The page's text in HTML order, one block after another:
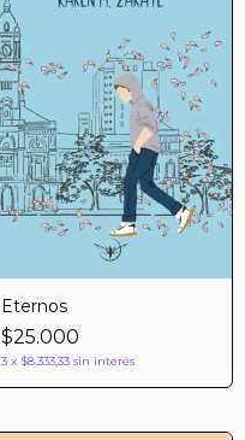
Eternos
$25.000
3 x $8.333,33 sin interés